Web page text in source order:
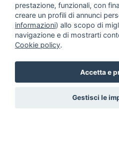
prestazione, funzionali, con
creare un profili di annunci
informazioni) allo scopo di
navigazione e di mostrarti
Cookie policy.
Accetta e
Gestisci le